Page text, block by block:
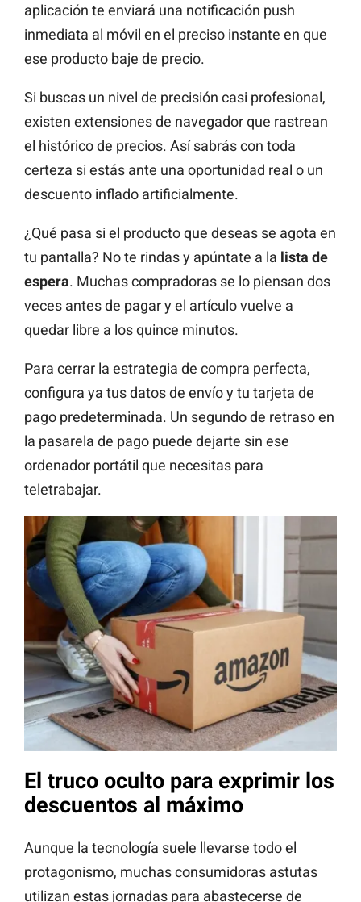
aplicación te enviará una notificación push
inmediata al móvil en el preciso instante en que
ese producto baje de precio.
Si buscas un nivel de precisión casi profesional,
existen extensiones de navegador que rastrean
el histórico de precios. Así sabrás con toda
certeza si estás ante una oportunidad real o un
descuento inflado artificialmente.
¿Qué pasa si el producto que deseas se agota en
tu pantalla? No te rindas y apúntate a la lista de
espera. Muchas compradoras se lo piensan dos
veces antes de pagar y el artículo vuelve a
quedar libre a los quince minutos.
Para cerrar la estrategia de compra perfecta,
configura ya tus datos de envío y tu tarjeta de
pago predeterminada. Un segundo de retraso en
la pasarela de pago puede dejarte sin ese
ordenador portátil que necesitas para
teletrabajar.
El truco oculto para exprimir los
descuentos al máximo
Aunque la tecnología suele llevarse todo el
protagonismo, muchas consumidoras astutas
utilizan estas jornadas para abastecerse de